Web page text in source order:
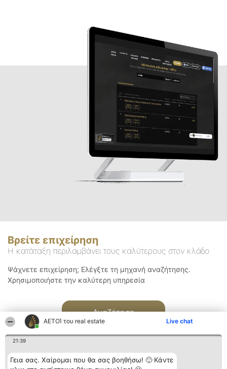
ΑΕΤΟΊ του real estate Live chat
21:39
Γεια σας. Χαίρομαι που θα σας βοηθήσω! 🙂 Κάντε
Βρείτε επιχείρηση
Η κατάταξη περιλαμβάνει τους καλύτερους στον κλάδο
Ψάχνετε επιχείρηση; Ελέγξτε τη μηχανή αναζήτησης.
Χρησιμοποιήστε την καλύτερη υπηρεσία
Αναζήτηση